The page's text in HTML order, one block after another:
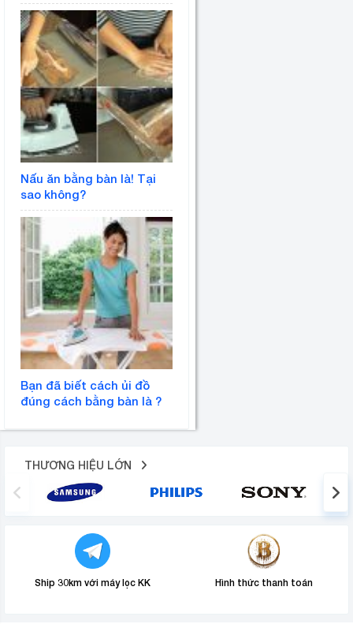
Nấu ăn bằng bàn là! Tại
sao không?
Bạn đã biết cách ủi đồ
đúng cách bằng bàn là ?
THƯƠNG HIỆU LỚN
Ship 30km với máy lọc KK Hình thức thanh toán